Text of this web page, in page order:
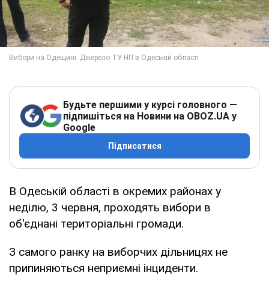
Будьте першими у курсі головного —
підпишіться на Новини на OBOZ.UA у
Google
Підписатися
В Одеській області в окремих районах у
неділю, 3 червня, проходять вибори в
об'єднані територіальні громади.
З самого ранку на виборчих дільницях не
припиняються неприємні інциденти.